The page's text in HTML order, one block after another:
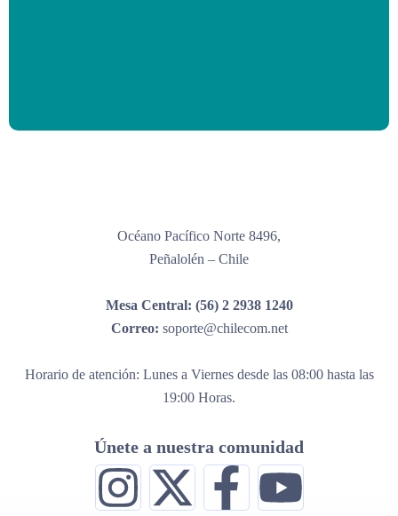
Océano Pacífico Norte 8496,
Peñalolén – Chile
Mesa Central: (56) 2 2938 1240
Correo: soporte@chilecom.net
Horario de atención: Lunes a Viernes desde las 08:00 hasta las
19:00 Horas.
Únete a nuestra comunidad